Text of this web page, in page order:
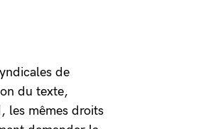
de
du texte,
les mêmes droits